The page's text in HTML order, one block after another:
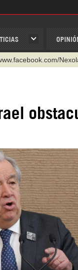
nexo_latino
c/hispantv
como: hispan_tv